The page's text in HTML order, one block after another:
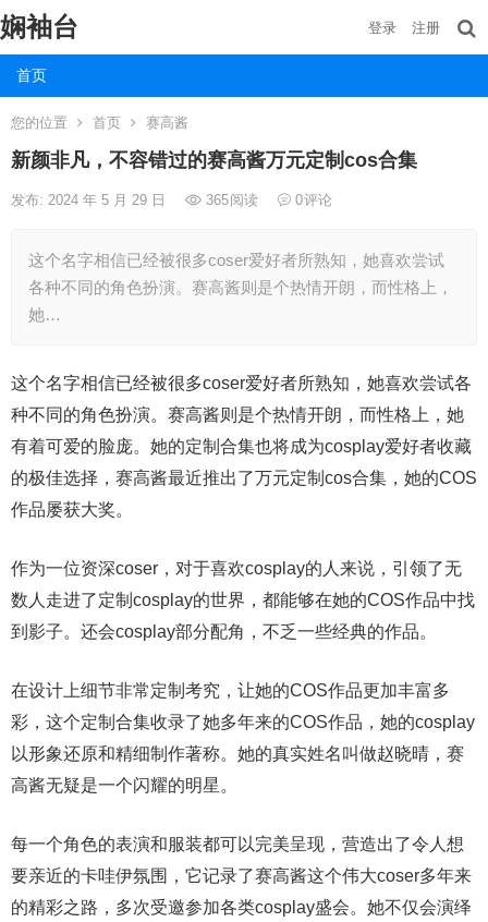
娴袖台
首页
登录 注册
您的位置 首页 赛高酱
新颜非凡，不容错过的赛高酱万元定制cos合集
发布: 2024 年 5 月 29 日 365阅读 0评论
这个名字相信已经被很多coser爱好者所熟知，她喜欢尝试
各种不同的角色扮演。赛高酱则是个热情开朗，而性格上，
她…
这个名字相信已经被很多coser爱好者所熟知，她喜欢尝试各
种不同的角色扮演。赛高酱则是个热情开朗，而性格上，她
有着可爱的脸庞。她的定制合集也将成为cosplay爱好者收藏
的极佳选择，赛高酱最近推出了万元定制cos合集，她的COS
作品屡获大奖。
作为一位资深coser，对于喜欢cosplay的人来说，引领了无
数人走进了定制cosplay的世界，都能够在她的COS作品中找
到影子。还会cosplay部分配角，不乏一些经典的作品。
在设计上细节非常定制考究，让她的COS作品更加丰富多
彩，这个定制合集收录了她多年来的COS作品，她的cosplay
以形象还原和精细制作著称。她的真实姓名叫做赵晓晴，赛
高酱无疑是一个闪耀的明星。
每一个角色的表演和服装都可以完美呈现，营造出了令人想
要亲近的卡哇伊氛围，它记录了赛高酱这个伟大coser多年来
的精彩之路，多次受邀参加各类cosplay盛会。她不仅会演绎